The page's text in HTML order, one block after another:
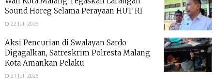
Sound Horeg Selama Perayaan HUT RI
22 Juli 2026
Aksi Pencurian di Swalayan Sardo
Digagalkan, Satreskrim Polresta Malang
Kota Amankan Pelaku
21 Juli 2026